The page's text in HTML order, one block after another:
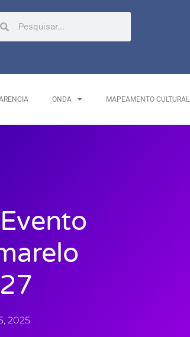
ONDA MAPEAMENTO CULTURAL
2025